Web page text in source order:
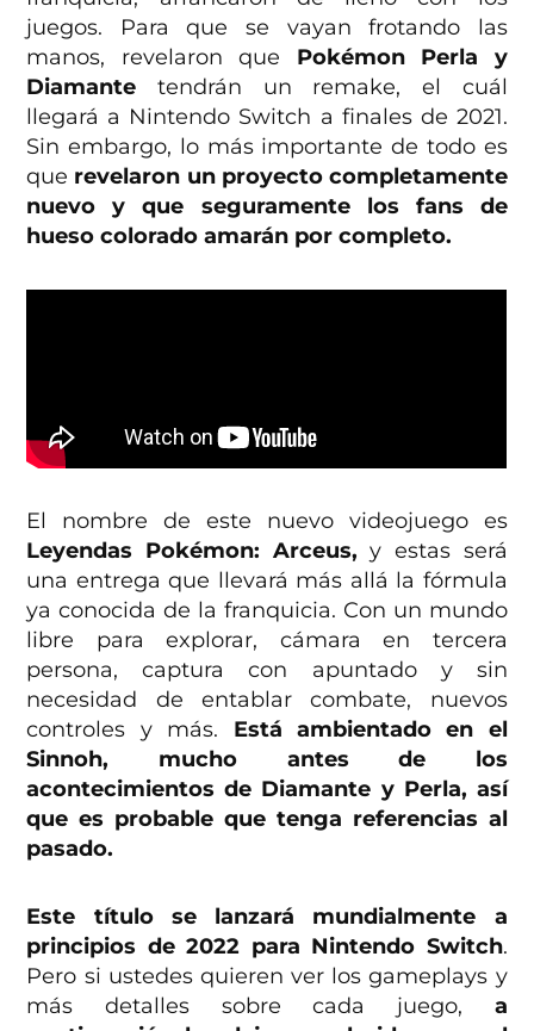
juegos. Para que se vayan frotando las
manos, revelaron que Pokémon Perla y
Diamantetendrán un remake, el cuál
llegará a Nintendo Switch a finales de 2021.
Sin embargo, lo más importante de todo es
que revelaron un proyecto completamente
nuevo y que seguramente los fans de
hueso colorado amarán por completo.
El nombre de este nuevo videojuego es
Leyendas Pokémon: Arceus,y estas será
una entrega que llevará más allá la fórmula
ya conocida de la franquicia. Con un mundo
libre para explorar, cámara en tercera
persona, captura con apuntado y sin
necesidad de entablar combate, nuevos
controles y más. Está ambientado en el
Sinnoh, mucho antes de los
acontecimientos de Diamante y Perla, así
que es probable que tenga referencias al
pasado.
Este título se lanzará mundialmente a
principios de 2022 para Nintendo Switch.
Pero si ustedes quieren ver los gameplays y
más detalles sobre cada juego, a